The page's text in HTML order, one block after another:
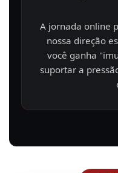
A jornada online
nossa direção
você ganha
suportar a